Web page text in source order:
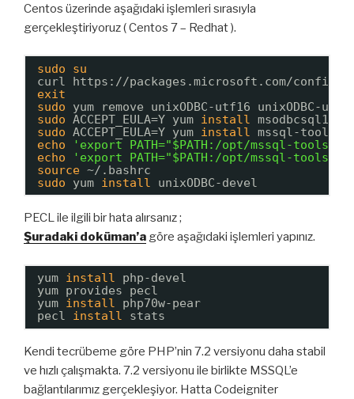
Centos üzerinde aşağıdaki işlemleri sırasıyla
gerçekleştiriyoruz ( Centos 7 – Redhat ).
sudo
su
curl https: //packages .microsoft.com/config/
exit
sudo
yum remove unixODBC-utf16 unixODBC-
sudo ACCEPT_EULA=Y yum install msodbcsql17
sudo ACCEPT_EULA=Y yum install mssql-tools
echo
'export PATH="$PATH:/opt/mssql-tools/
echo
'export PATH="$PATH:/opt/mssql-tools/
source ~/.bashrc
sudo
yum install unixODBC-devel
PECL ile ilgili bir hata alırsanız ;
Şuradaki doküman’a göre aşağıdaki işlemleri yapınız.
yum install
php-devel
yum provides pecl
yum install
php70w-pear
pecl install stats
Kendi tecrübeme göre PHP’nin 7.2 versiyonu daha stabil
ve hızlı çalışmakta. 7.2 versiyonu ile birlikte MSSQL’e
bağlantılarımız gerçekleşiyor. Hatta Codeigniter